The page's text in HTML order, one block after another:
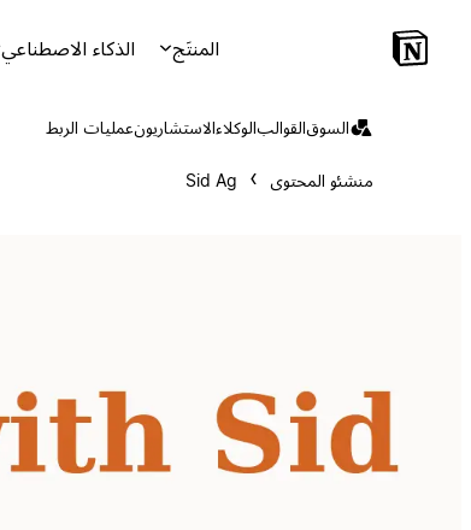
المنتَج الذكاء الاصطناعي
السوقالقوالبالوكلاءالاستشاريونعمليات الربط
منشئو المحتوى Sid Ag